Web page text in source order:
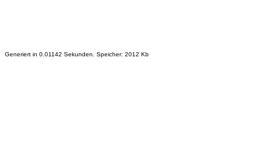
Generiert in 0.01142 Sekunden. Speicher: 2012 Kb